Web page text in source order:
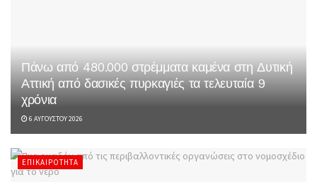
Πάνω από 480.000 στρέμματα καμένα στη Δυτική
Αττική από δασικές πυρκαγιές τα τελευταία 9
χρόνια
6 ΑΥΓΟΎΣΤΟΥ 2026
ΕΠΙΚΑΙΡΌΤΗΤΑ